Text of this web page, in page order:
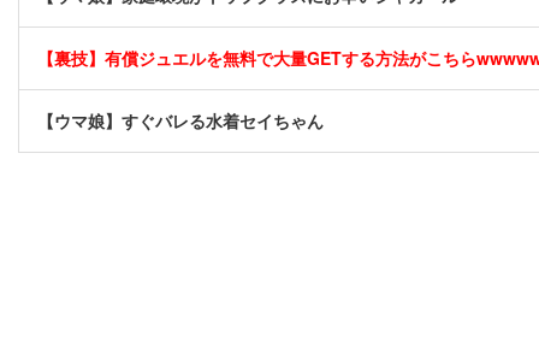
【裏技】有償ジュエルを無料で大量GETする方法がこちら
【ウマ娘】すぐバレる水着セイちゃん